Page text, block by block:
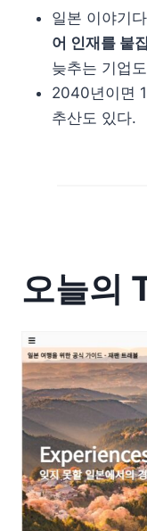
일본 이야기
어 인재를 붙
늦추는 기업
2040년이면
추산도 있다.
오늘의